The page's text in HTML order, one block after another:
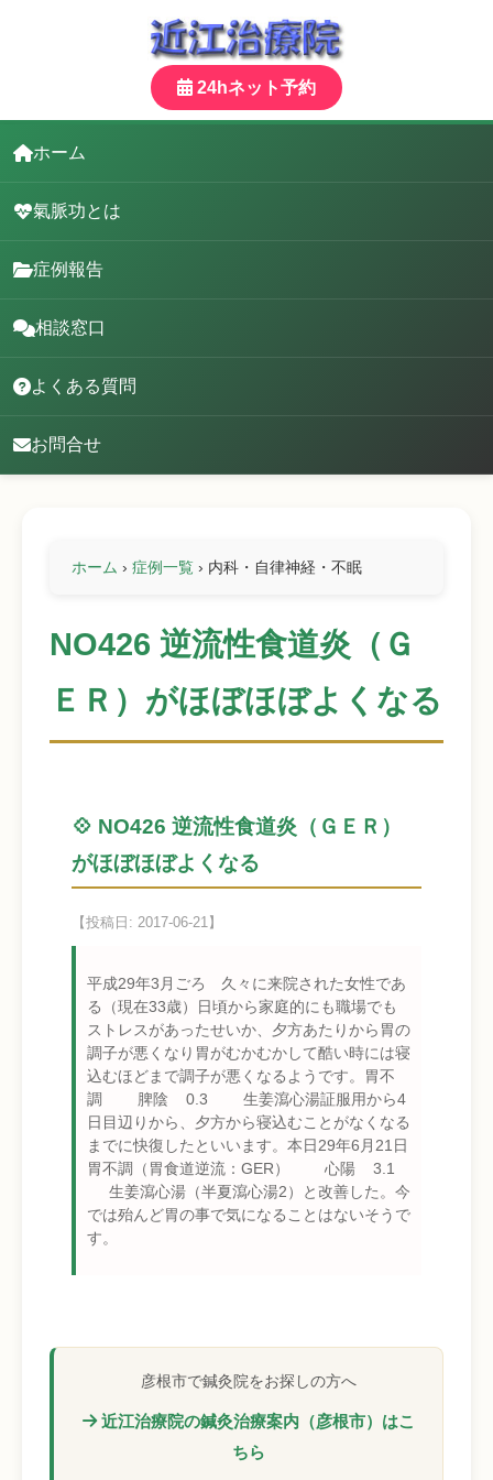
24hネット予約
ホーム
氣脈功とは
症例報告
相談窓口
よくある質問
お問合せ
ホーム › 症例一覧 › 内科・自律神経・不眠
NO426 逆流性食道炎（Ｇ
ＥＲ）がほぼほぼよくなる
💠 NO426 逆流性食道炎（ＧＥＲ）
がほぼほぼよくなる
【投稿日: 2017-06-21】
平成29年3月ごろ 久々に来院された女性であ
る（現在33歳）日頃から家庭的にも職場でも
ストレスがあったせいか、夕方あたりから胃の
調子が悪くなり胃がむかむかして酷い時には寝
込むほどまで調子が悪くなるようです。胃不
調 脾陰 0.3 生姜瀉心湯証服用から4
日目辺りから、夕方から寝込むことがなくなる
までに快復したといいます。本日29年6月21日
胃不調（胃食道逆流：GER） 心陽 3.1
生姜瀉心湯（半夏瀉心湯2）と改善した。今
では殆んど胃の事で気になることはないそうで
す。
彦根市で鍼灸院をお探しの方へ
近江治療院の鍼灸治療案内（彦根市）はこ
ちら